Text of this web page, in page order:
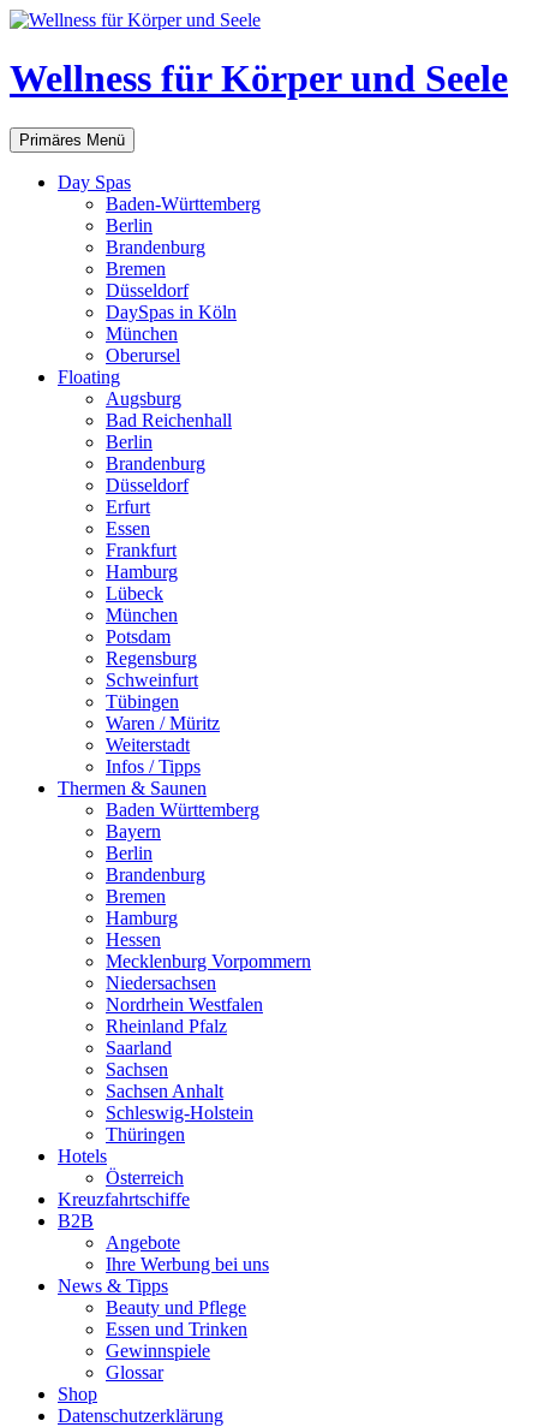
Zum
springen
Wellness für Körper und Seele
Suchen
Primäres Menü
Day Spas
Baden-Württemberg
Berlin
Brandenburg
Bremen
Düsseldorf
DaySpas in Köln
München
Oberursel
Floating
Augsburg
Bad Reichenhall
Berlin
Brandenburg
Düsseldorf
Erfurt
Essen
Frankfurt
Hamburg
Lübeck
München
Potsdam
Regensburg
Schweinfurt
Tübingen
Waren / Müritz
Weiterstadt
Infos / Tipps
Thermen & Saunen
Baden Württemberg
Bayern
Berlin
Brandenburg
Bremen
Hamburg
Hessen
Mecklenburg Vorpommern
Niedersachsen
Nordrhein Westfalen
Rheinland Pfalz
Saarland
Sachsen
Sachsen Anhalt
Schleswig-Holstein
Thüringen
Hotels
Österreich
Kreuzfahrtschiffe
B2B
Angebote
Ihre Werbung bei uns
News & Tipps
Beauty und Pflege
Essen und Trinken
Gewinnspiele
Glossar
Shop
Datenschutzerklärung